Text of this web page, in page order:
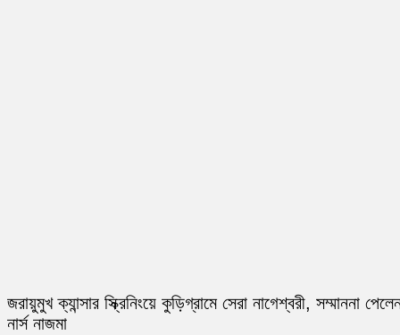
জরায়ুমুখ ক্যান্সার স্ক্রিনিংয়ে কুড়িগ্রামে সেরা নাগেশ্বরী, সম্মাননা
নার্স নাজমা